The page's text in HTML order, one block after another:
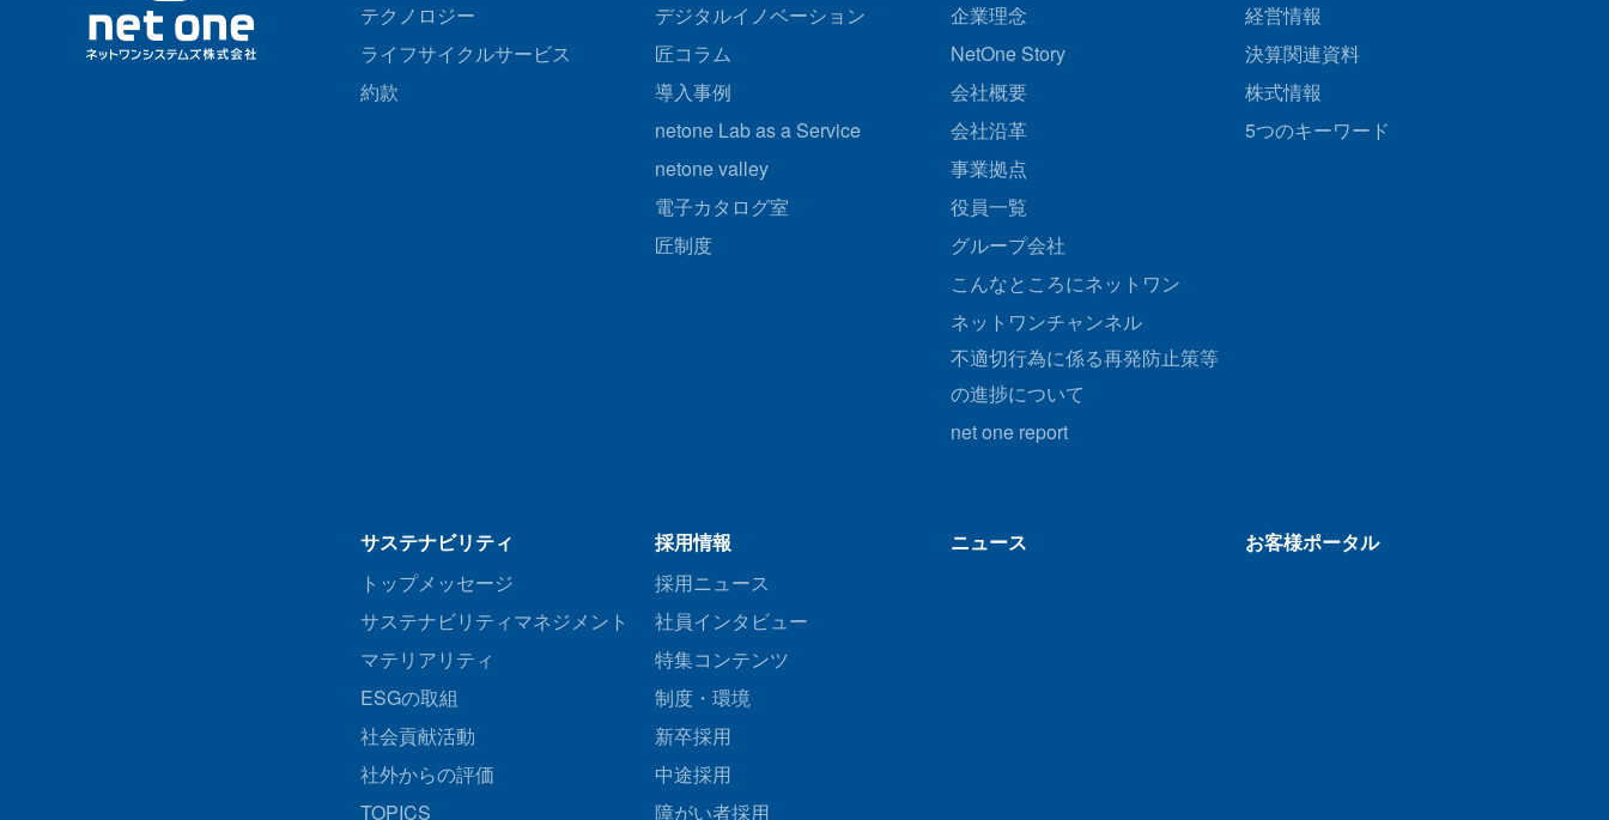
テクノロジー
ライフサイクルサービス
約款
デジタルイノベーション
匠コラム
導入事例
netone Lab as a Service
netone valley
電子カタログ室
匠制度
企業理念
NetOne Story
会社概要
会社沿革
事業拠点
役員一覧
グループ会社
こんなところにネットワン
ネットワンチャンネル
不適切行為に係る再発防止策等
の進捗について
net one report
経営情報
決算関連資料
株式情報
5つのキーワード
サステナビリティ
トップメッセージ
サステナビリティマネジメント
マテリアリティ
ESGの取組
社会貢献活動
社外からの評価
TOPICS
採用情報
採用ニュース
社員インタビュー
特集コンテンツ
制度・環境
新卒採用
中途採用
障がい者採用
ニュース お客様ポータル